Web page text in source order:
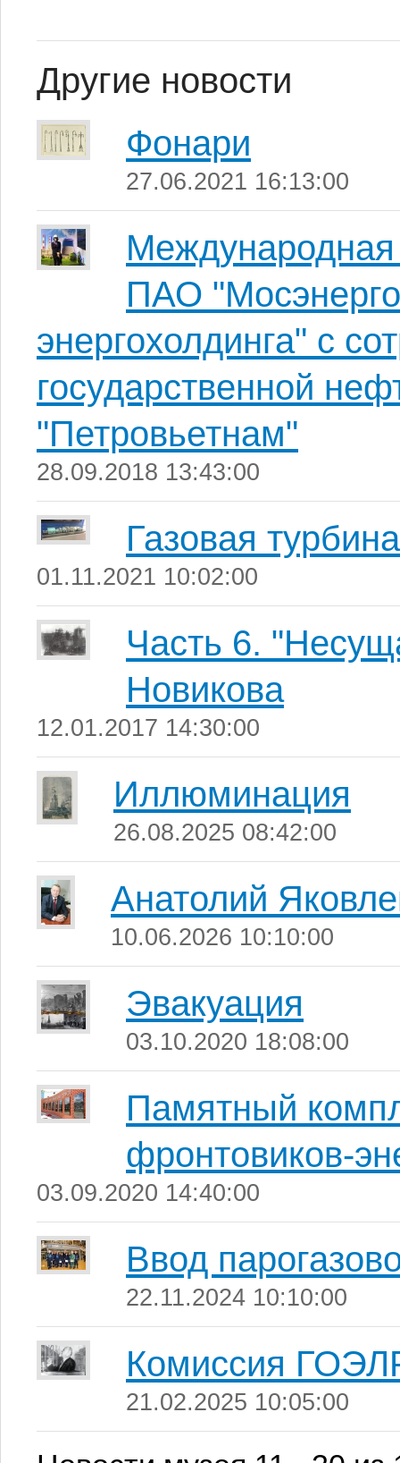
Другие новости
Фонари
27.06.2021 16:13:00
Международная
ПАО
энергохолдинга" с
государственной
"Петровьетнам"
28.09.2018 13:43:00
Газовая турбина
01.11.2021 10:02:00
Часть 6.
Новикова
12.01.2017 14:30:00
Иллюминация
26.08.2025 08:42:00
Анатолий
10.06.2026 10:10:00
Эвакуация
03.10.2020 18:08:00
Памятный
фронтовиков-
03.09.2020 14:40:00
Ввод
22.11.2024 10:10:00
Комиссия
21.02.2025 10:05:00